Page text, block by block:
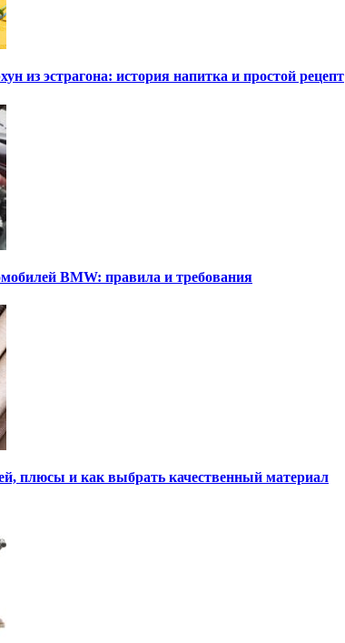
из эстрагона: история напитка и простой рецепт
BMW: правила и требования
плюсы и как выбрать качественный материал